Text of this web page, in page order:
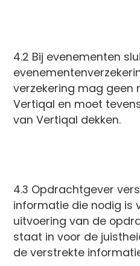
4.2 Bij evenementen
verzekering mag geen
Vertiqal en moet
van Vertiqal dekken.
4.3 Opdrachtgever
informatie die nodig is
uitvoering van de
staat in voor de
de verstrekte